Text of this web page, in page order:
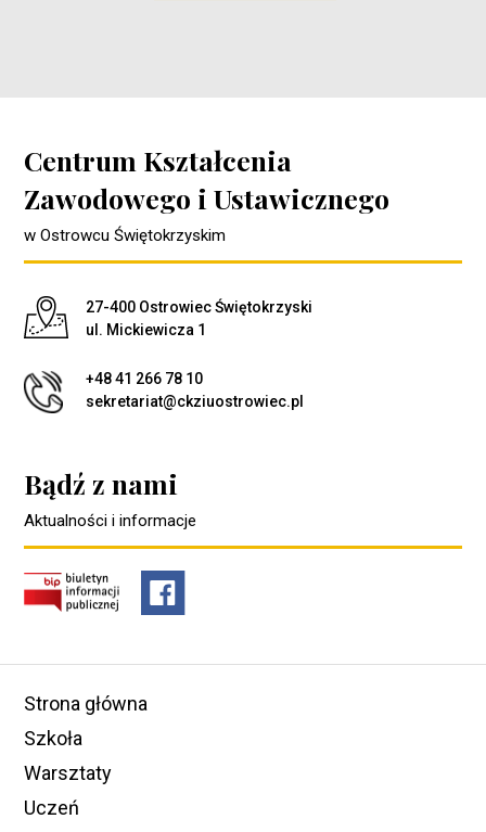
Centrum Kształcenia
Zawodowego i Ustawicznego
w Ostrowcu Świętokrzyskim
Adres pocztowy:
27-400 Ostrowiec Świętokrzyski
ul. Mickiewicza 1
+48 41 266 78 10
sekretariat@ckziuostrowiec.pl
Bądź z nami
Aktualności i informacje
Strona główna
Szkoła
Warsztaty
Uczeń